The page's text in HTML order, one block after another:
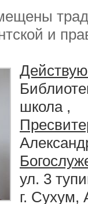
и
школа ,
ул. 3
г. Сухум,